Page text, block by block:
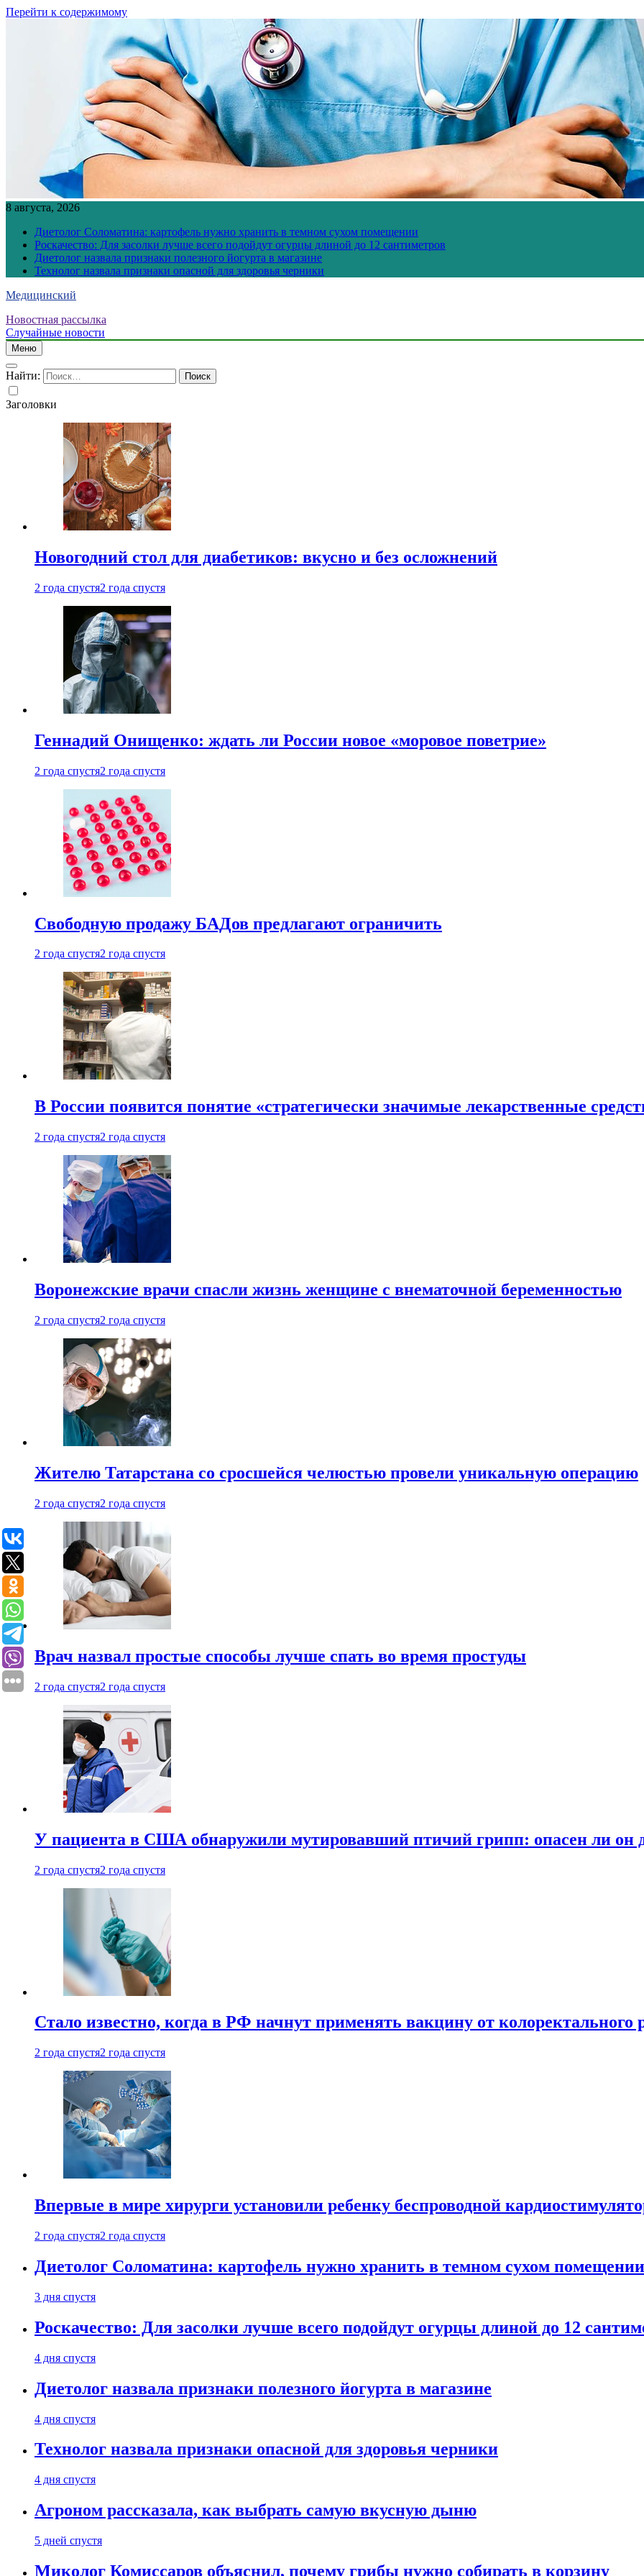
Перейти к содержимому
8 августа, 2026
Диетолог Соломатина: картофель нужно хранить в темном сухом помещении
Роскачество: Для засолки лучше всего подойдут огурцы длиной до 12 сантиметров
Диетолог назвала признаки полезного йогурта в магазине
Технолог назвала признаки опасной для здоровья черники
Медицинский
Новостная рассылка
Случайные новости
Меню
Найти:
Заголовки
Новогодний стол для диабетиков: вкусно и без осложнений
2 года спустя2 года спустя
Геннадий Онищенко: ждать ли России новое «моровое поветрие»
2 года спустя2 года спустя
Свободную продажу БАДов предлагают ограничить
2 года спустя2 года спустя
В России появится понятие «стратегически значимые лекарственные
2 года спустя2 года спустя
Воронежские врачи спасли жизнь женщине с внематочной беременностью
2 года спустя2 года спустя
Жителю Татарстана со сросшейся челюстью провели уникальную операцию
2 года спустя2 года спустя
Врач назвал простые способы лучше спать во время простуды
2 года спустя2 года спустя
У пациента в США обнаружили мутировавший птичий грипп: опасен ли он
2 года спустя2 года спустя
Стало известно, когда в РФ начнут применять вакцину от колоректального
2 года спустя2 года спустя
Впервые в мире хирурги установили ребенку беспроводной
2 года спустя2 года спустя
Диетолог Соломатина: картофель нужно хранить в темном сухом помещении
3 дня спустя
Роскачество: Для засолки лучше всего подойдут огурцы длиной до 12
4 дня спустя
Диетолог назвала признаки полезного йогурта в магазине
4 дня спустя
Технолог назвала признаки опасной для здоровья черники
4 дня спустя
Агроном рассказала, как выбрать самую вкусную дыню
5 дней спустя
Миколог Комиссаров объяснил, почему грибы нужно собирать в корзину